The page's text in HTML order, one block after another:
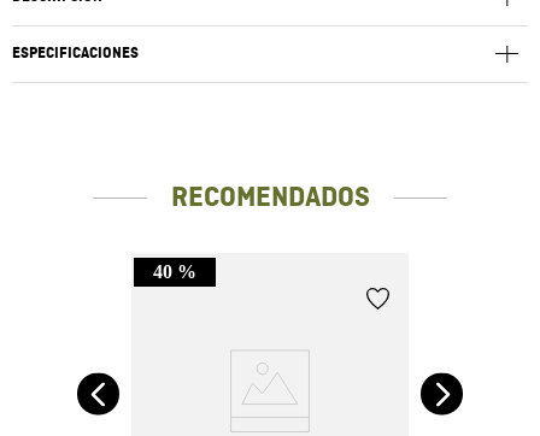
ESPECIFICACIONES
RECOMENDADOS
40 %